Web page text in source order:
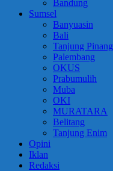
Bandung
Sumsel
Banyuasin
Bali
Tanjung Pinang
Palembang
OKUS
Prabumulih
Muba
OKI
MURATARA
Belitang
Tanjung Enim
Opini
Iklan
Redaksi